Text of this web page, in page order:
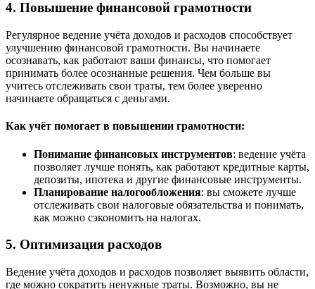
4. Повышение финансовой грамотности
Регулярное ведение учёта доходов и расходов способствует
улучшению финансовой грамотности. Вы начинаете
осознавать, как работают ваши финансы, что помогает
принимать более осознанные решения. Чем больше вы
учитесь отслеживать свои траты, тем более уверенно
начинаете обращаться с деньгами.
Как учёт помогает в повышении грамотности:
Понимание финансовых инструментов: ведение учёта
позволяет лучше понять, как работают кредитные карты,
депозиты, ипотека и другие финансовые инструменты.
Планирование налогообложения: вы сможете лучше
отслеживать свои налоговые обязательства и понимать,
как можно сэкономить на налогах.
5. Оптимизация расходов
Ведение учёта доходов и расходов позволяет выявить области,
где можно сократить ненужные траты. Возможно, вы не